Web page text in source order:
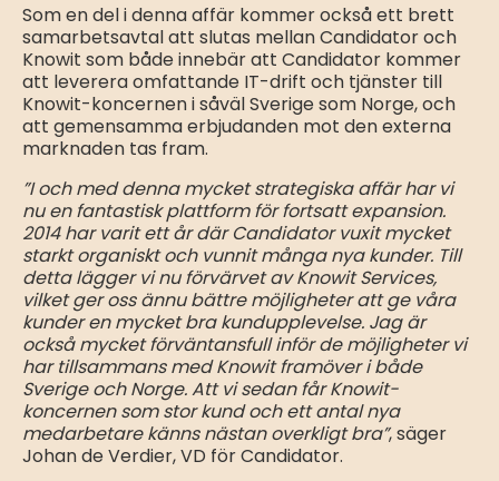
Som en del i denna affär kommer också ett brett
samarbetsavtal att slutas mellan Candidator och
Knowit som både innebär att Candidator kommer
att leverera omfattande IT-drift och tjänster till
Knowit-koncernen i såväl Sverige som Norge, och
att gemensamma erbjudanden mot den externa
marknaden tas fram.
”I och med denna mycket strategiska affär har vi
nu en fantastisk plattform för fortsatt expansion.
2014 har varit ett år där Candidator vuxit mycket
starkt organiskt och vunnit många nya kunder. Till
detta lägger vi nu förvärvet av Knowit Services,
vilket ger oss ännu bättre möjligheter att ge våra
kunder en mycket bra kundupplevelse. Jag är
också mycket förväntansfull inför de möjligheter vi
har tillsammans med Knowit framöver i både
Sverige och Norge. Att vi sedan får Knowit-
koncernen som stor kund och ett antal nya
medarbetare känns nästan overkligt bra”, säger
Johan de Verdier, VD för Candidator.